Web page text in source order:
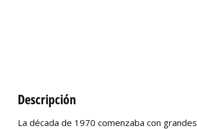
Descripción
La década de 1970 comenzaba con